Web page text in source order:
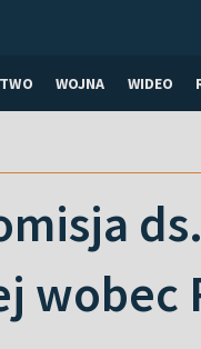
WOJNA WIDEO
wobec